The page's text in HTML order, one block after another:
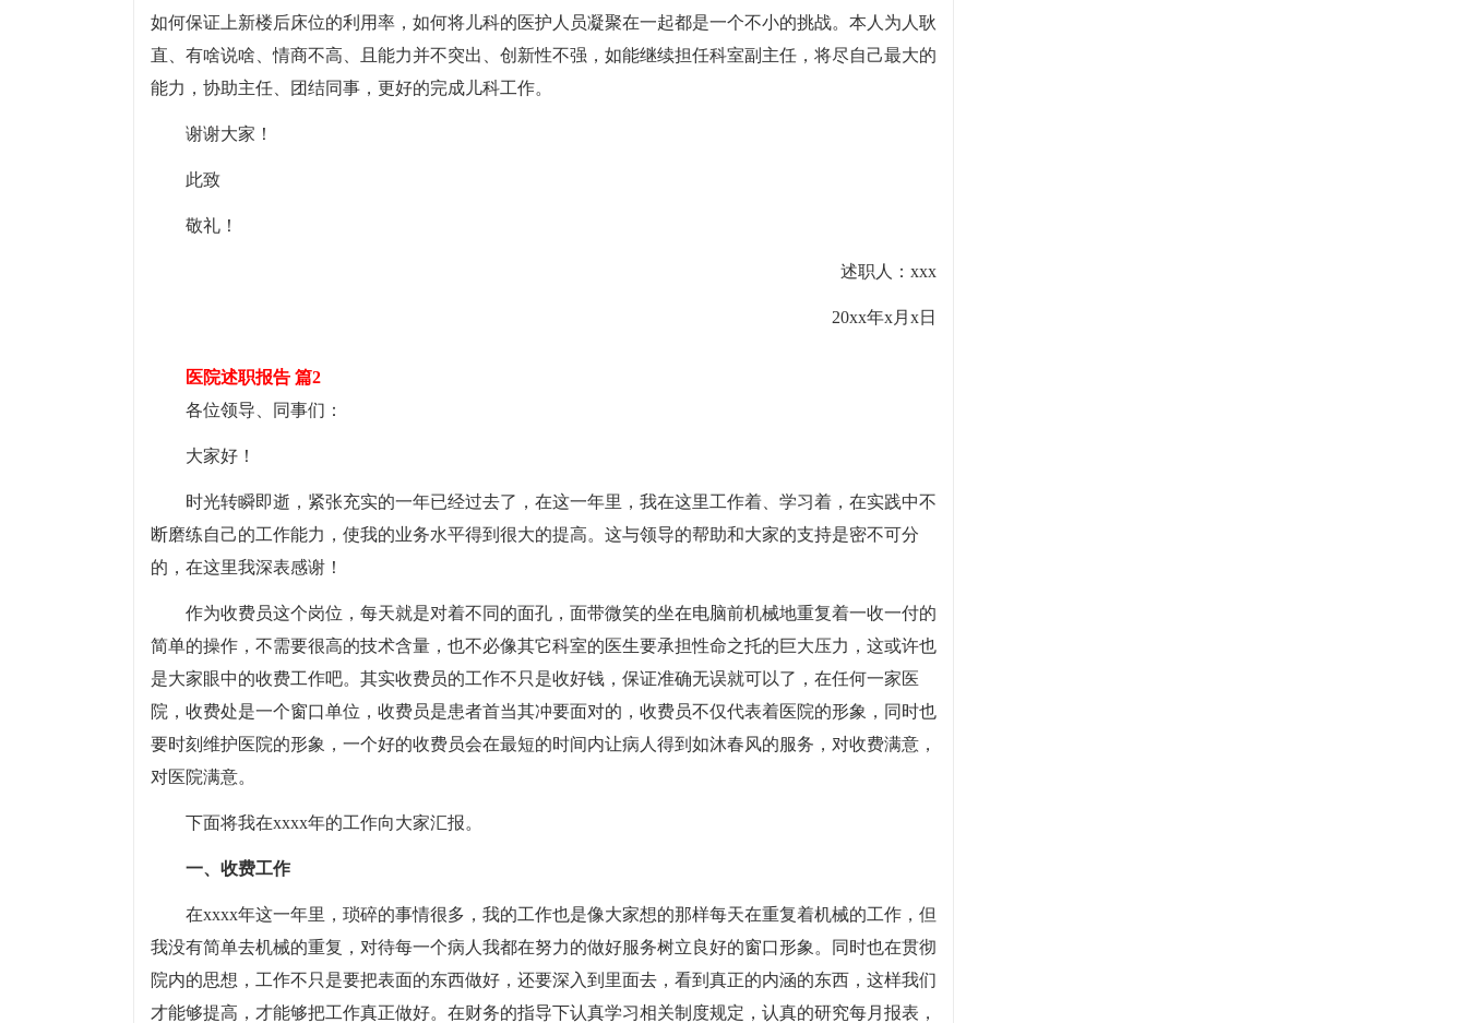
如何保证上新楼后床位的利用率，如何将儿科的医护人员凝聚在一起都是一个不小的挑战。本人为人耿
直、有啥说啥、情商不高、且能力并不突出、创新性不强，如能继续担任科室副主任，将尽自己最大的
能力，协助主任、团结同事，更好的完成儿科工作。
谢谢大家！
此致
敬礼！
述职人：xxx
20xx年x月x日
医院述职报告 篇2
各位领导、同事们：
大家好！
时光转瞬即逝，紧张充实的一年已经过去了，在这一年里，我在这里工作着、学习着，在实践中不
断磨练自己的工作能力，使我的业务水平得到很大的提高。这与领导的帮助和大家的支持是密不可分
的，在这里我深表感谢！
作为收费员这个岗位，每天就是对着不同的面孔，面带微笑的坐在电脑前机械地重复着一收一付的
简单的操作，不需要很高的技术含量，也不必像其它科室的医生要承担性命之托的巨大压力，这或许也
是大家眼中的收费工作吧。其实收费员的工作不只是收好钱，保证准确无误就可以了，在任何一家医
院，收费处是一个窗口单位，收费员是患者首当其冲要面对的，收费员不仅代表着医院的形象，同时也
要时刻维护医院的形象，一个好的收费员会在最短的时间内让病人得到如沐春风的服务，对收费满意，
对医院满意。
下面将我在xxxx年的工作向大家汇报。
一、收费工作
在xxxx年这一年里，琐碎的事情很多，我的工作也是像大家想的那样每天在重复着机械的工作，但
我没有简单去机械的重复，对待每一个病人我都在努力的做好服务树立良好的窗口形象。同时也在贯彻
院内的思想，工作不只是要把表面的东西做好，还要深入到里面去，看到真正的内涵的东西，这样我们
才能够提高，才能够把工作真正做好。在财务的指导下认真学习相关制度规定，认真的研究每月报表，